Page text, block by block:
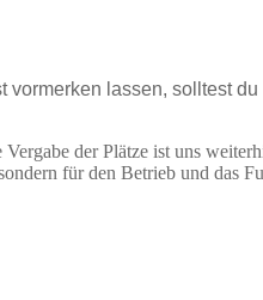
lassen, solltest
der Plätze ist uns
für den Betrieb und das